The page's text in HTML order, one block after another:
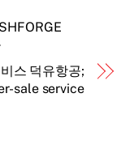
덕유항공;
sale service